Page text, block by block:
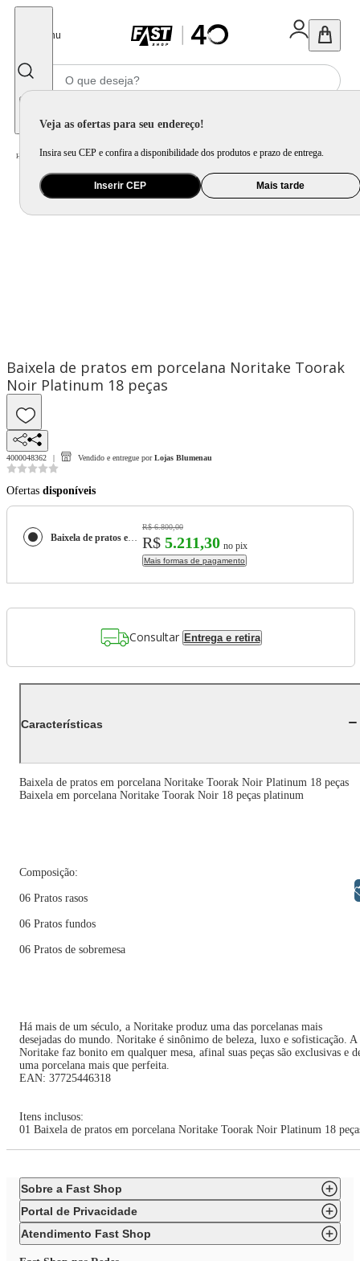
Menu
Veja as ofertas para seu endereço!
Insira seu CEP e confira a disponibilidade dos produtos e prazo de entrega.
Inserir CEP Mais tarde
Home Utilidade Doméstica Mesa / Aparelho de Jantar e Prato Avulso
Baixela de pratos em porcelana Noritake Toorak
Noir Platinum 18 peças
4000048362 Vendido e entregue por Lojas Blumenau
Ofertas disponíveis
Baixela de pratos em porcelana Noritake Toorak Noir Platinum 18 peças
R$ 6.800,00
R$ 5.211,30 no pix
Mais formas de pagamento
Consultar Entrega e retira
Características
Baixela de pratos em porcelana Noritake Toorak Noir Platinum 18 peças
Baixela em porcelana Noritake Toorak Noir 18 peças platinum
Composição:
06 Pratos rasos
06 Pratos fundos
06 Pratos de sobremesa
Há mais de um século, a Noritake produz uma das porcelanas mais
desejadas do mundo. Noritake é sinônimo de beleza, luxo e sofisticação. A
Noritake faz bonito em qualquer mesa, afinal suas peças são exclusivas e
uma porcelana mais que perfeita.
EAN: 37725446318
Itens inclusos:
01 Baixela de pratos em porcelana Noritake Toorak Noir Platinum 18
Sobre a Fast Shop
Portal de Privacidade
Atendimento Fast Shop